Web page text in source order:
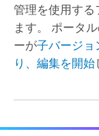
管理を使用する
ます。 ポータ
ーが子バージョ
り、編集を開始